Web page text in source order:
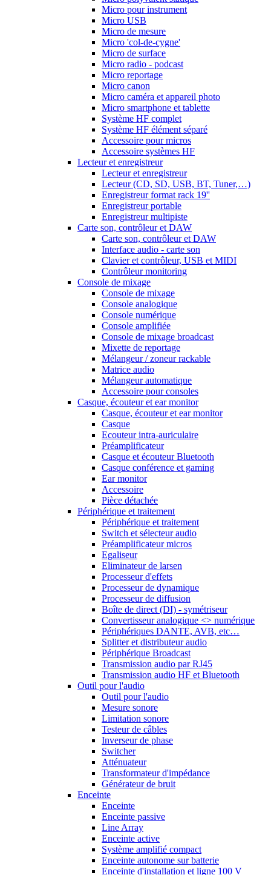
Micro pour instrument
Micro USB
Micro de mesure
Micro 'col-de-cygne'
Micro de surface
Micro radio - podcast
Micro reportage
Micro canon
Micro caméra et appareil photo
Micro smartphone et tablette
Système HF complet
Système HF élément séparé
Accessoire pour micros
Accessoire systèmes HF
Lecteur et enregistreur
Lecteur et enregistreur
Lecteur (CD, SD, USB, BT, Tuner,…)
Enregistreur format rack 19''
Enregistreur portable
Enregistreur multipiste
Carte son, contrôleur et DAW
Carte son, contrôleur et DAW
Interface audio - carte son
Clavier et contrôleur, USB et MIDI
Contrôleur monitoring
Console de mixage
Console de mixage
Console analogique
Console numérique
Console amplifiée
Console de mixage broadcast
Mixette de reportage
Mélangeur / zoneur rackable
Matrice audio
Mélangeur automatique
Accessoire pour consoles
Casque, écouteur et ear monitor
Casque, écouteur et ear monitor
Casque
Ecouteur intra-auriculaire
Préamplificateur
Casque et écouteur Bluetooth
Casque conférence et gaming
Ear monitor
Accessoire
Pièce détachée
Périphérique et traitement
Périphérique et traitement
Switch et sélecteur audio
Préamplificateur micros
Egaliseur
Eliminateur de larsen
Processeur d'effets
Processeur de dynamique
Processeur de diffusion
Boîte de direct (DI) - symétriseur
Convertisseur analogique <> numérique
Périphériques DANTE, AVB, etc…
Splitter et distributeur audio
Périphérique Broadcast
Transmission audio par RJ45
Transmission audio HF et Bluetooth
Outil pour l'audio
Outil pour l'audio
Mesure sonore
Limitation sonore
Testeur de câbles
Inverseur de phase
Switcher
Atténuateur
Transformateur d'impédance
Générateur de bruit
Enceinte
Enceinte
Enceinte passive
Line Array
Enceinte active
Système amplifié compact
Enceinte autonome sur batterie
Enceinte d'installation et ligne 100 V